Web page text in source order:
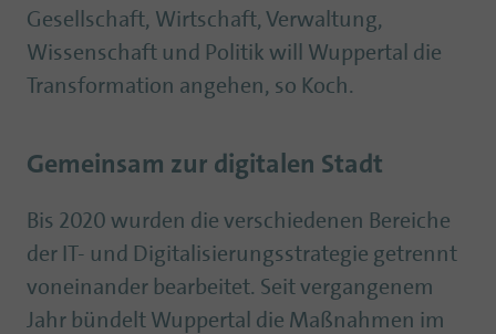
Gesellschaft, Wirtschaft, Verwaltung,
Wissenschaft und Politik will Wuppertal die
Transformation angehen, so Koch.
Gemeinsam zur digitalen Stadt
Bis 2020 wurden die verschiedenen Bereiche
der IT- und Digitalisierungsstrategie getrennt
voneinander bearbeitet. Seit vergangenem
Jahr bündelt Wuppertal die Maßnahmen im